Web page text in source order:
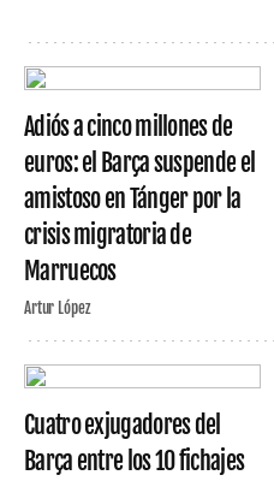
Adiós a cinco millones de
euros: el Barça suspende el
amistoso en Tánger por la
crisis migratoria de
Marruecos
Artur López
Cuatro exjugadores del
Barça entre los 10 fichajes